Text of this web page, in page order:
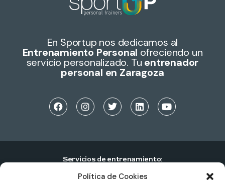
Política de Cookies
En Sportup nos dedicamos al
Entrenamiento Personal ofreciendo un
servicio personalizado. Tu entrenador
personal en Zaragoza
Servicios de entrenamiento:
Entrenamiento personal individual